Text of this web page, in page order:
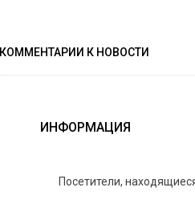
КОММЕНТАРИИ К НОВОСТИ
ИНФОРМАЦИЯ
Посетители,